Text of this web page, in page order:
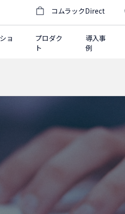
コムラックDirect
ョ
プロダク
ト
導入事
例